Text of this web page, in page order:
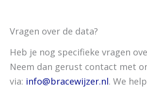
Vragen over de data?
Heb je nog specifieke vragen
Neem dan gerust contact met
via: info@bracewijzer.nl. We